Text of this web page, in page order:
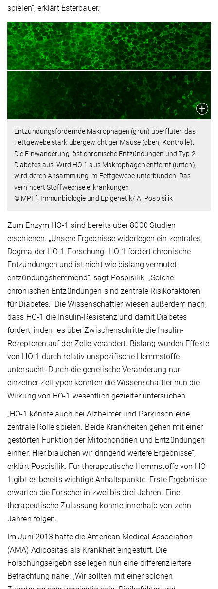
spielen“, erklärt Esterbauer.
Entzündungsfördernde Makrophagen (grün) überfluten das
Fettgewebe stark übergewichtiger Mäuse (oben, Kontrolle).
Die Einwanderung löst chronische Entzündungen und Typ-2-
Diabetes aus. Wird HO-1 aus Makrophagen entfernt (unten),
wird deren Ansammlung im Fettgewebe unterbunden. Das
verhindert Stoffwechselerkrankungen.
© MPI f. Immunbiologie und Epigenetik/ A. Pospisilik
Zum Enzym HO-1 sind bereits über 8000 Studien
erschienen. „Unsere Ergebnisse widerlegen ein zentrales
Dogma der HO-1-Forschung. HO-1 fördert chronische
Entzündungen und ist nicht wie bislang vermutet
entzündungshemmend“, sagt Pospisilik. „Solche
chronischen Entzündungen sind zentrale Risikofaktoren
für Diabetes.“ Die Wissenschaftler wiesen außerdem nach,
dass HO-1 die Insulin-Resistenz und damit Diabetes
fördert, indem es über Zwischenschritte die Insulin-
Rezeptoren auf der Zelle verändert. Bislang wurden Effekte
von HO-1 durch relativ unspezifische Hemmstoffe
untersucht. Durch die genetische Veränderung nur
einzelner Zelltypen konnten die Wissenschaftler nun die
Wirkung von HO-1 wesentlich gezielter untersuchen.
„HO-1 könnte auch bei Alzheimer und Parkinson eine
zentrale Rolle spielen. Beide Krankheiten gehen mit einer
gestörten Funktion der Mitochondrien und Entzündungen
einher. Hier brauchen wir dringend weitere Ergebnisse“,
erklärt Pospisilik. Für therapeutische Hemmstoffe von HO-
1 gibt es bereits wichtige Anhaltspunkte. Erste Ergebnisse
erwarten die Forscher in zwei bis drei Jahren. Eine
therapeutische Zulassung könnte innerhalb von zehn
Jahren folgen.
Im Juni 2013 hatte die American Medical Association
(AMA) Adipositas als Krankheit eingestuft. Die
Forschungsergebnisse legen nun eine differenziertere
Betrachtung nahe: „Wir sollten mit einer solchen